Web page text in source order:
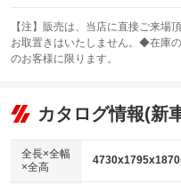
：装備あり
サンルーフ
：装備なし
リフトアップ
：装備なし
：装備なし
パワーウィンドウ
カーナビ：SDナビ
：装備あり
TV：フルセグ
：装備あり
ビジュアル：-／DVD再生
：装備あり
：装備あり
革シート
【注】販売は、当店に直接ご来
お取置きはいたしません。◆在庫
のお客様に限ります。
カタログ情報(新
全長×全幅
×全高